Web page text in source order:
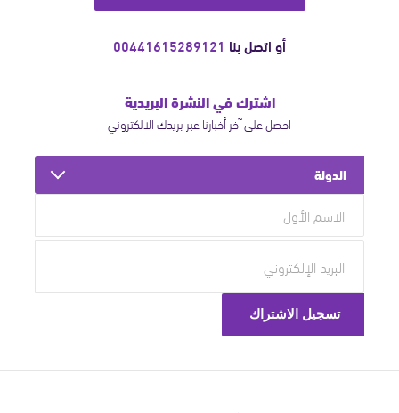
أو اتصل بنا 00441615289121
اشترك في النشرة البريدية
احصل على آخر أخبارنا عبر بريدك الالكتروني
الدولة